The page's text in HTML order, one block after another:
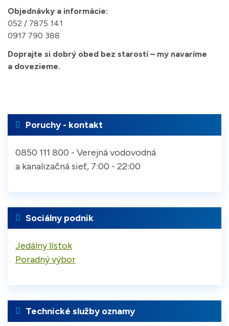
Objednávky a informácie:
052 / 7875 141
0917 790 388
Doprajte si dobrý obed bez starostí – my navaríme
a dovezieme.
Poruchy - kontakt
0850 111 800 - Verejná vodovodná
a kanalizačná sieť, 7:00 - 22:00
Sociálny podnik
Jedálny lístok
Poradný výbor
Technické služby oznamy